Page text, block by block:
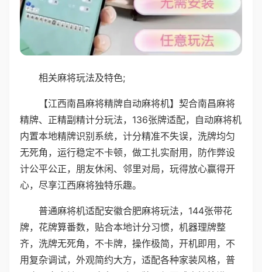
相关麻将玩法及特色;
【江西南昌麻将精牌自动麻将机】契合南昌麻将
精牌、正精副精计分玩法，136张牌适配，自动麻将机
内置本地精牌识别系统，计分精准不失误，洗牌均匀
无死角，运行稳定不卡顿，做工扎实耐用，防作弊设
计公平公正，朋友休闲、邻里对局，玩得放心赢得开
心，尽享江西麻将独特乐趣。
普通麻将机适配安徽合肥麻将玩法，144张带花
牌，花牌算番数，贴合本地计分习惯，机器理牌整
齐，洗牌无死角，不卡牌，操作极简，开机即用，不
用复杂调试，外观简约大方，适配各种家装风格，普